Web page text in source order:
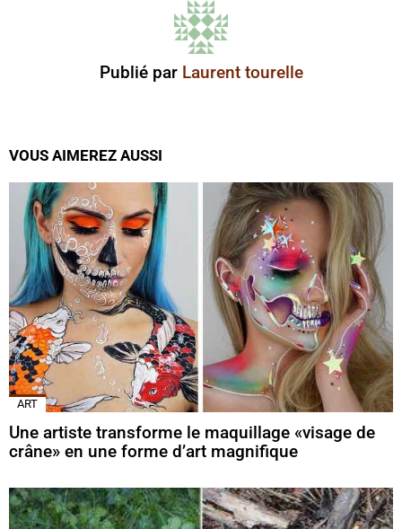
Publié par Laurent tourelle
VOUS AIMEREZ AUSSI
ART
Une artiste transforme le maquillage «visage de
crâne» en une forme d’art magnifique